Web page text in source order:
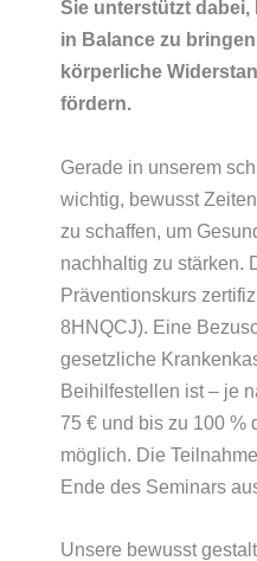
Sie unterstützt dabei,
in Balance zu
körperliche
fördern.
Gerade in unserem
wichtig, bewusst
zu schaffen, um
nachhaltig zu stärken.
Präventionskurs
8HNQCJ). Eine
gesetzliche
Beihilfestellen ist – je
75 € und bis zu 100 %
möglich. Die
Ende des Seminars
Unsere bewusst